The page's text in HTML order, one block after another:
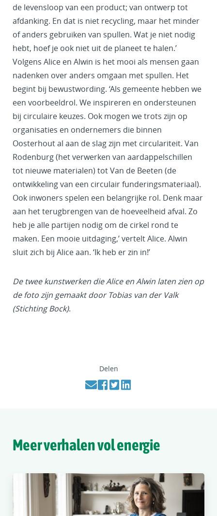
de levensloop van een product; van ontwerp tot
afdanking. En dat is niet recycling, maar het minder
of anders gebruiken van spullen. Wat je niet nodig
hebt, hoef je ook niet uit de planeet te halen.’
Volgens Alice en Alwin is het mooi als mensen gaan
nadenken over anders omgaan met spullen. Het
begint bij bewustwording. ‘Als gemeente hebben we
een voorbeeldrol. We inspireren en ondersteunen
bij circulaire keuzes. Ook mogen we trots zijn op
organisaties en ondernemers die binnen
Oosterhout al aan de slag zijn met circulariteit. Van
Rodenburg (het verwerken van aardappelschillen
tot nieuwe materialen) tot Van de Beeten (de
ontwikkeling van een circulair funderingsmateriaal).
Ook inwoners spelen een belangrijke rol. Denk maar
aan het terugbrengen van de hoeveelheid afval. Zo
heb je alle partijen nodig om de cirkel rond te
maken. Een mooie uitdaging,’ vertelt Alice. Alwin
sluit zich bij Alice aan. ‘Ik heb er zin in!’
De twee kunstwerken die Alice en Alwin laten zien op
de foto zijn gemaakt door Tobias van der Valk
(Stichting Bock).
Delen
Meer verhalen vol energie